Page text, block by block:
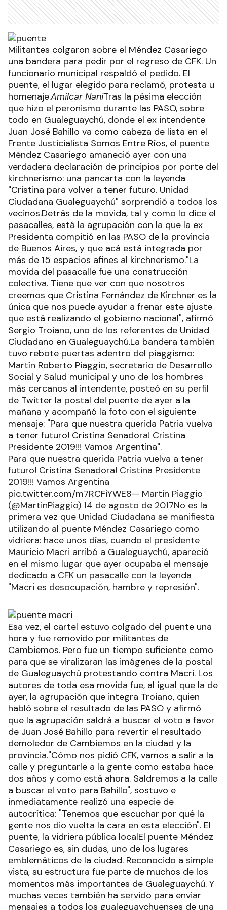
Militantes colgaron sobre el Méndez Casariego
una bandera para pedir por el regreso de CFK. Un
funcionario municipal respaldó el pedido. El
puente, el lugar elegido para reclamó, protesta u
homenaje.Amilcar NaniTras la pésima elección
que hizo el peronismo durante las PASO, sobre
todo en Gualeguaychú, donde el ex intendente
Juan José Bahillo va como cabeza de lista en el
Frente Justicialista Somos Entre Ríos, el puente
Méndez Casariego amaneció ayer con una
verdadera declaración de principios por porte del
kirchnerismo: una pancarta con la leyenda
"Cristina para volver a tener futuro. Unidad
Ciudadana Gualeguaychú" sorprendió a todos los
vecinos.Detrás de la movida, tal y como lo dice el
pasacalles, está la agrupación con la que la ex
Presidenta compitió en las PASO de la provincia
de Buenos Aires, y que acá está integrada por
más de 15 espacios afines al kirchnerismo."La
movida del pasacalle fue una construcción
colectiva. Tiene que ver con que nosotros
creemos que Cristina Fernández de Kirchner es la
única que nos puede ayudar a frenar este ajuste
que está realizando el gobierno nacional", afirmó
Sergio Troiano, uno de los referentes de Unidad
Ciudadano en Gualeguaychú.La bandera también
tuvo rebote puertas adentro del piaggismo:
Martín Roberto Piaggio, secretario de Desarrollo
Social y Salud municipal y uno de los hombres
más cercanos al intendente, posteó en su perfil
de Twitter la postal del puente de ayer a la
mañana y acompañó la foto con el siguiente
mensaje: "Para que nuestra querida Patria vuelva
a tener futuro! Cristina Senadora! Cristina
Presidente 2019!!! Vamos Argentina".
Para que nuestra querida Patria vuelva a tener
futuro! Cristina Senadora! Cristina Presidente
2019!!! Vamos Argentina
pic.twitter.com/m7RCFiYWE8— Martin Piaggio
(@MartinPiaggio) 14 de agosto de 2017No es la
primera vez que Unidad Ciudadana se manifiesta
utilizando al puente Méndez Casariego como
vidriera: hace unos días, cuando el presidente
Mauricio Macri arribó a Gualeguaychú, apareció
en el mismo lugar que ayer ocupaba el mensaje
dedicado a CFK un pasacalle con la leyenda
"Macri es desocupación, hambre y represión".
Esa vez, el cartel estuvo colgado del puente una
hora y fue removido por militantes de
Cambiemos. Pero fue un tiempo suficiente como
para que se viralizaran las imágenes de la postal
de Gualeguaychú protestando contra Macri. Los
autores de toda esa movida fue, al igual que la de
ayer, la agrupación que integra Troiano, quien
habló sobre el resultado de las PASO y afirmó
que la agrupación saldrá a buscar el voto a favor
de Juan José Bahillo para revertir el resultado
demoledor de Cambiemos en la ciudad y la
provincia."Cómo nos pidió CFK, vamos a salir a la
calle y preguntarle a la gente como estaba hace
dos años y como está ahora. Saldremos a la calle
a buscar el voto para Bahillo", sostuvo e
inmediatamente realizó una especie de
autocrítica: "Tenemos que escuchar por qué la
gente nos dio vuelta la cara en esta elección". El
puente, la vidriera pública localEl puente Méndez
Casariego es, sin dudas, uno de los lugares
emblemáticos de la ciudad. Reconocido a simple
vista, su estructura fue parte de muchos de los
momentos más importantes de Gualeguaychú. Y
muchas veces también ha servido para enviar
mensajes a todos los gualeguaychuenses de una